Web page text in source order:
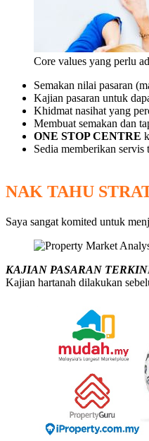
Core values yang perlu
Semakan nilai pasaran
Kajian pasaran untuk
Khidmat nasihat yang
Membuat semakan dan
ONE STOP CENTRE
Sedia memberikan servis
NAK TAHU
Saya sangat komited untuk
KAJIAN PASARAN
Kajian hartanah dilakukan